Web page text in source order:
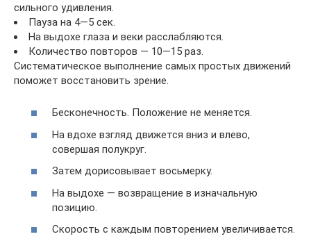
сильного удивления.
Пауза на 4—5 сек.
На выдохе глаза и веки расслабляются.
Количество повторов — 10—15 раз.
Систематическое выполнение самых простых движений
поможет восстановить зрение.
Бесконечность. Положение не меняется.
На вдохе взгляд движется вниз и влево,
совершая полукруг.
Затем дорисовывает восьмерку.
На выдохе — возвращение в изначальную
позицию.
Скорость с каждым повторением увеличивается.